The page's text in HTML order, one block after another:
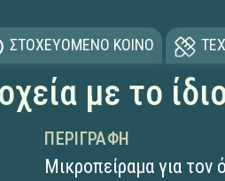
ΣΤΟΧΕΥΟΜΕΝΟ ΚΟΙΝΟ
με το
ΠΕΡΙΓΡΑΦΉ
Μικροπείραμα για τον